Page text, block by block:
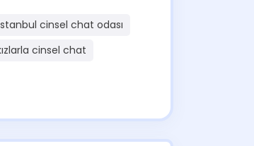
cinsel chat odası
cinsel chat